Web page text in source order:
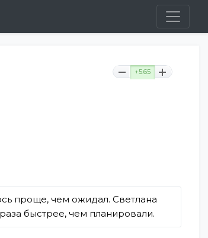
+5.65
проще, чем ожидал. Светлана
быстрее, чем планировали.